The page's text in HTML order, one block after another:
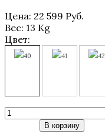
Цена: 22 599 Руб.
Вес: 13 Kg
Цвет:
40 41 42
В корзину